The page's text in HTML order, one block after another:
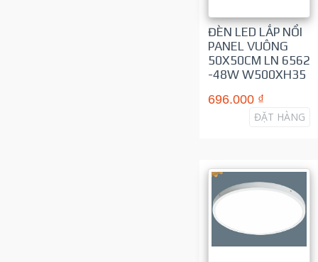
ĐÈN LED LẮP NỔI
PANEL VUÔNG
50X50CM LN 6562
-48W W500XH35
696.000 ₫
ĐẶT HÀNG